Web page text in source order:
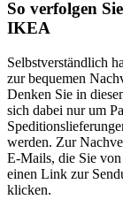
So verfolgen
IKEA
Selbstverständlich
zur bequemen
Denken Sie in
sich dabei nur um
werden. Zur
E-Mails, die Sie
einen Link zur
klicken.